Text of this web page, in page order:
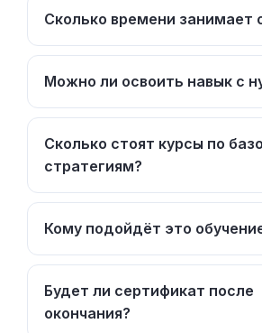
Сколько времени занимает
Можно ли освоить навык с
Сколько стоят курсы по
стратегиям?
Кому подойдёт это
Будет ли сертификат после
окончания?